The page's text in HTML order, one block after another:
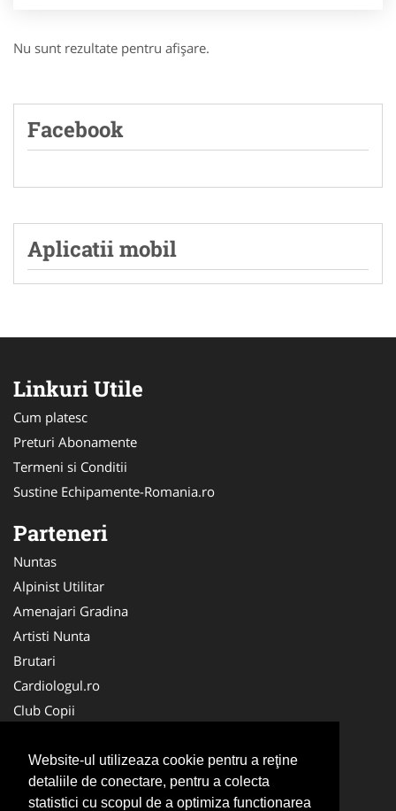
Website-ul utilizeaza cookie pentru a reţine
detaliile de conectare, pentru a colecta
statistici cu scopul de a optimiza functionarea
Nu sunt rezultate pentru afişare.
Facebook
Aplicatii mobil
Linkuri Utile
Cum platesc
Preturi Abonamente
Termeni si Conditii
Sustine Echipamente-Romania.ro
Parteneri
Nuntas
Alpinist Utilitar
Amenajari Gradina
Artisti Nunta
Brutari
Cardiologul.ro
Club Copii
Ambalaje Romania
Cabinet-Individual.ro